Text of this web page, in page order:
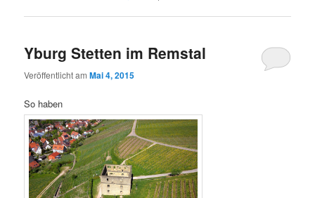
Yburg Stetten im Remstal
Veröffentlicht amMai 4, 2015
So haben